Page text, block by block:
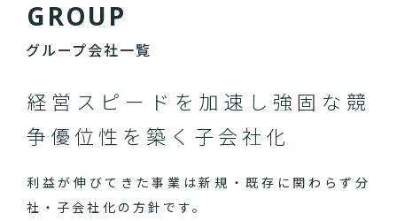
GROUP
グループ会社一覧
経営スピードを加速し 強固な競
争優位性を築く子会社化
利益が伸びてきた事業は新規・既存に関わらず分
社・子会社化の方針です。